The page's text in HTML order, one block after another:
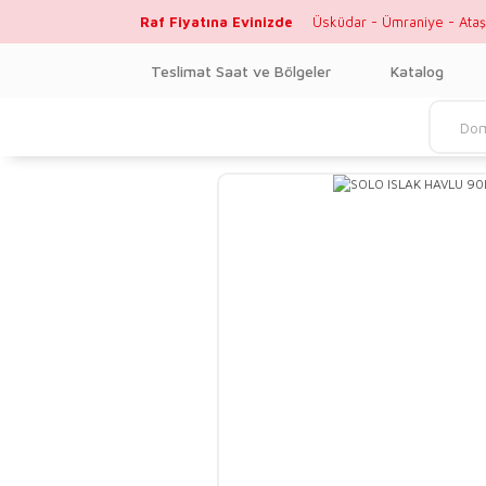
Raf Fiyatına Evinizde Üsküdar - Ümraniye -
Teslimat Saat ve Bölgeler Katalog